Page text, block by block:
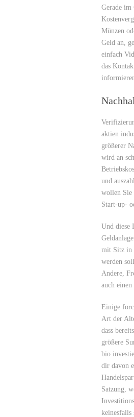
Gerade im
Münzen
Geld an,
einfach
das
aktien
größerer
wird an
und
wollen Sie
Start-up-
Und diese
mit Sitz in
werden
Andere,
auch
Einige
Art der
dass
größere
bio
dir davon
Satzung,
keinesfalls